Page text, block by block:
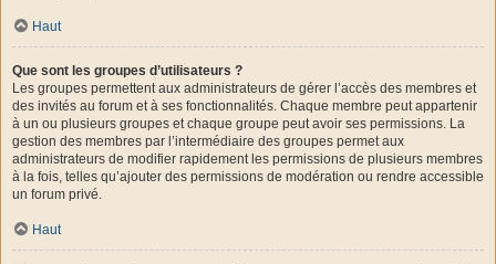
Haut
Que sont les groupes d’utilisateurs ?
Les groupes permettent aux administrateurs de gérer l’accès des membres et
des invités au forum et à ses fonctionnalités. Chaque membre peut appartenir
à un ou plusieurs groupes et chaque groupe peut avoir ses permissions. La
gestion des membres par l’intermédiaire des groupes permet aux
administrateurs de modifier rapidement les permissions de plusieurs membres
à la fois, telles qu’ajouter des permissions de modération ou rendre accessible
un forum privé.
Haut